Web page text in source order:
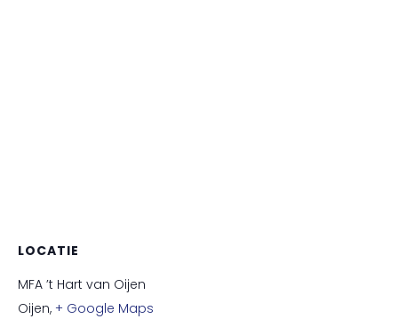
LOCATIE
MFA ’t Hart van Oijen
Oijen, + Google Maps